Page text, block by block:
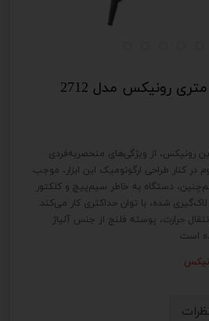
سری تاپ لاین رونیکس، از ویژگی‌های منحصربه‌فردی
در کنار طراحی ارگونومیک این ابزار، موجب
دستگاه به خاطر سیم‌پیچ و کلکتور
شده، با توان حداکثری کار می‌کند.
حرارت، پوسته‌ فلنج از جنس آلیاژ
است